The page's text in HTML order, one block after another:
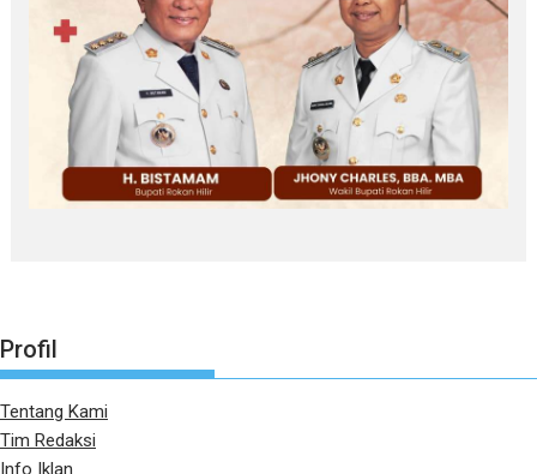
Profil
Tentang Kami
Tim Redaksi
Info Iklan